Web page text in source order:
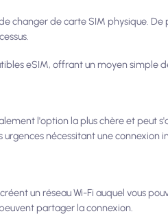
changer de carte SIM physique. De
eSIM, offrant un moyen simple
l'option la plus chère et peut
nécessitant une connexion
un réseau Wi-Fi auquel vous
partager la connexion.